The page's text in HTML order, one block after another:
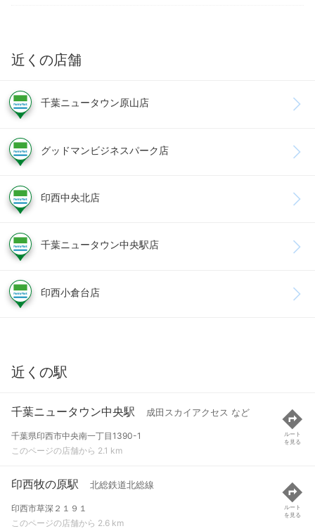
近くの店舗
千葉ニュータウン原山店
グッドマンビジネスパーク店
印西中央北店
千葉ニュータウン中央駅店
印西小倉台店
近くの駅
千葉ニュータウン中央駅 成田スカイアクセス など
千葉県印西市中央南一丁目1390-1
このページの店舗から 2.1 km
ルート
を見る
印西牧の原駅 北総鉄道北総線
印西市草深２１９１
このページの店舗から 2.6 km
ルート
を見る